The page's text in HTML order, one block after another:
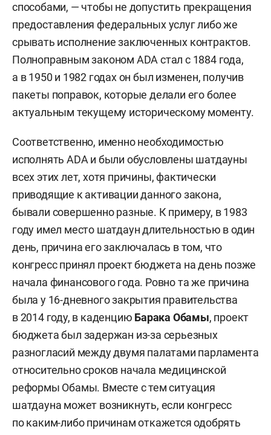
способами, — чтобы не допустить прекращения
предоставления федеральных услуг либо же
срывать исполнение заключенных контрактов.
Полноправным законом ADA стал с 1884 года,
а в 1950 и 1982 годах он был изменен, получив
пакеты поправок, которые делали его более
актуальным текущему историческому моменту.
Соответственно, именно необходимостью
исполнять ADA и были обусловлены шатдауны
всех этих лет, хотя причины, фактически
приводящие к активации данного закона,
бывали совершенно разные. К примеру, в 1983
году имел место шатдаун длительностью в один
день, причина его заключалась в том, что
конгресс принял проект бюджета на день позже
начала финансового года. Ровно та же причина
была у 16-дневного закрытия правительства
в 2014 году, в каденцию Барака Обамы, проект
бюджета был задержан из-за серьезных
разногласий между двумя палатами парламента
относительно сроков начала медицинской
реформы Обамы. Вместе с тем ситуация
шатдауна может возникнуть, если конгресс
по каким-либо причинам откажется одобрять